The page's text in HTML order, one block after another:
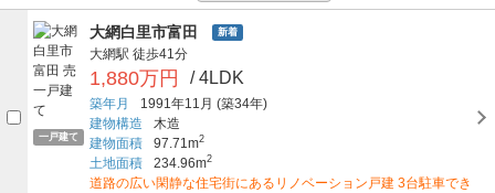
一戸建て
大網白里市富田 新着
大網駅 徒歩41分
1,880万円 / 4LDK
築年月 1991年11月 (築34年)
建物構造
木造
建物面積
97.71m2
土地面積 234.96m2
道路の広い閑静な住宅街にあるリノベーション戸建 3台駐車でき